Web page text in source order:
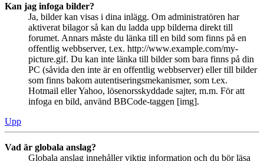
Kan jag infoga bilder?
Ja, bilder kan visas i dina inlägg. Om administratören har
aktiverat bilagor så kan du ladda upp bilderna direkt till
forumet. Annars måste du länka till en bild som finns på en
offentlig webbserver, t.ex. http://www.example.com/my-
picture.gif. Du kan inte länka till bilder som bara finns på din
PC (såvida den inte är en offentlig webbserver) eller till bilder
som finns bakom autentiseringsmekanismer, som t.ex.
Hotmail eller Yahoo, lösenorsskyddade sajter, m.m. För att
infoga en bild, använd BBCode-taggen [img].
Upp
Vad är globala anslag?
Globala anslag innehåller viktig information och du bör läsa